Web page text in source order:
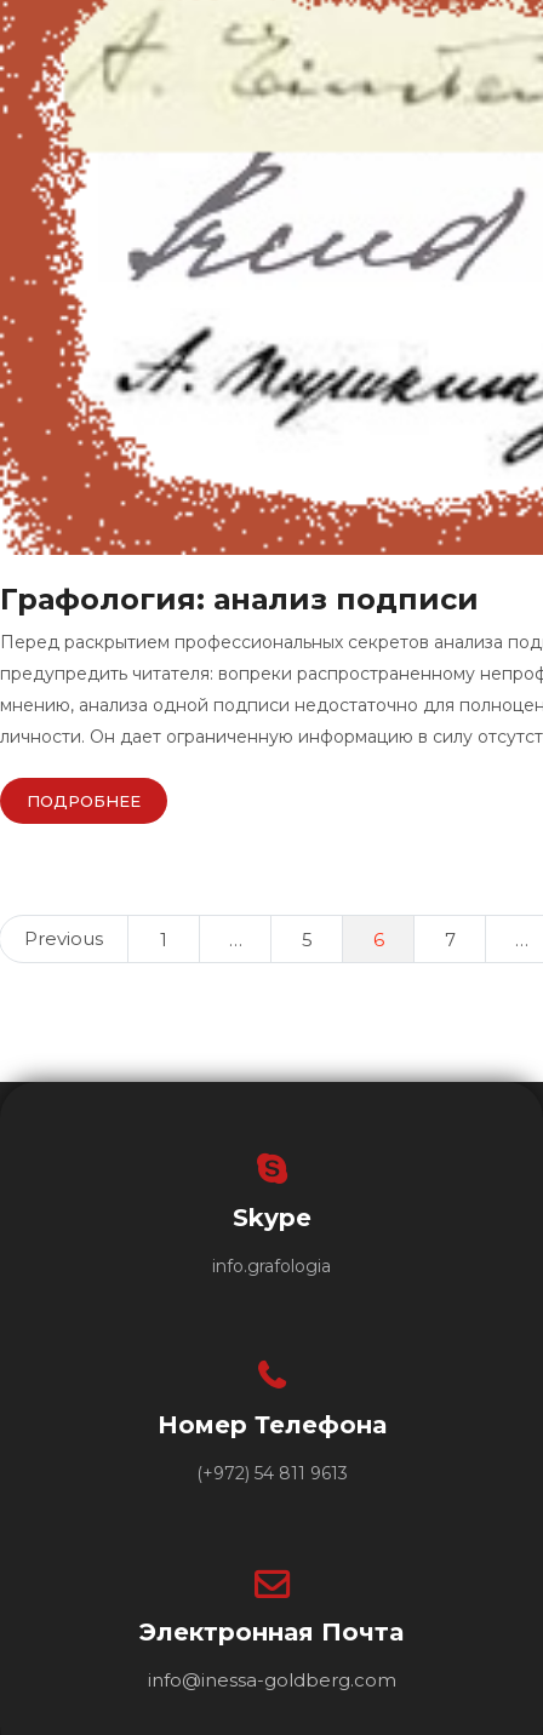
Графология: анализ подписи
Перед раскрытием профессиональных секретов анализа
предупредить читателя: вопреки распространенному
мнению, анализа одной подписи недостаточно для
личности. Он дает ограниченную информацию в силу
ПОДРОБНЕЕ
Posts
Previous 1 … 5 6 7 …
Skype
info.grafologia
Номер Телефона
(+972) 54 811 9613
Электронная Почта
info@inessa-goldberg.com